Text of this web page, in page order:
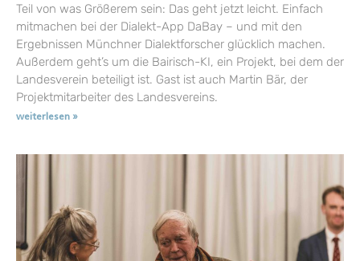
Teil von was Größerem sein: Das geht jetzt leicht. Einfach
mitmachen bei der Dialekt-App DaBay – und mit den
Ergebnissen Münchner Dialektforscher glücklich machen.
Außerdem geht’s um die Bairisch-KI, ein Projekt, bei dem der
Landesverein beteiligt ist. Gast ist auch Martin Bär, der
Projektmitarbeiter des Landesvereins.
weiterlesen »